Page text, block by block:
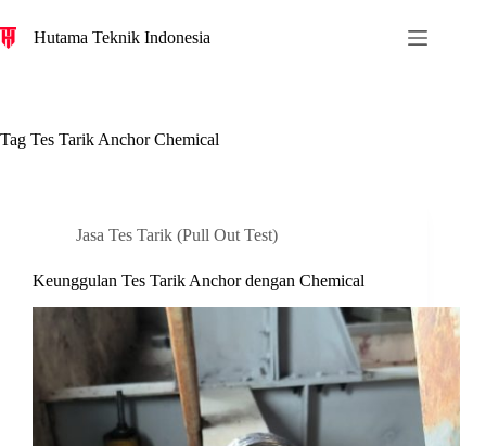
c
Hutama Teknik Indonesia
Tag Tes Tarik Anchor Chemical
Jasa Tes Tarik (Pull Out Test)
Keunggulan Tes Tarik Anchor dengan Chemical